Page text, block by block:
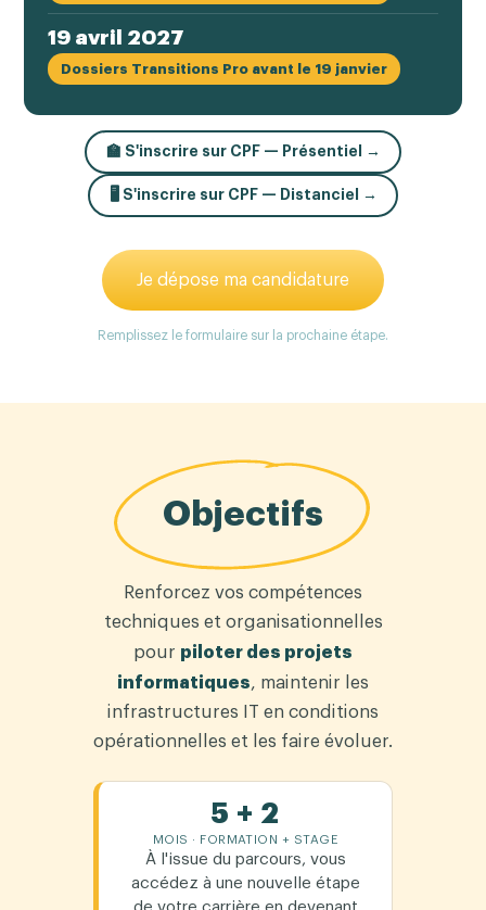
19 avril 2027
Dossiers Transitions Pro avant le 19 janvier
🏫 S'inscrire sur CPF — Présentiel →
🖥️ S'inscrire sur CPF — Distanciel →
Je dépose ma candidature
Remplissez le formulaire sur la prochaine étape.
Objectifs
Renforcez vos compétences
techniques et organisationnelles
pour piloter des projets
informatiques, maintenir les
infrastructures IT en conditions
opérationnelles et les faire évoluer.
5 + 2
MOIS · FORMATION + STAGE
À l'issue du parcours, vous
accédez à une nouvelle étape